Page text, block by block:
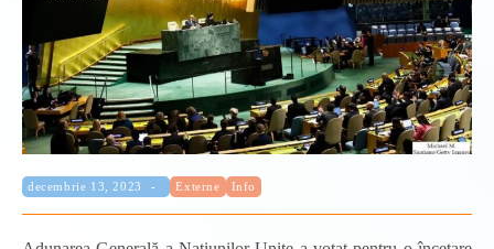
Publicat:
decembrie 13, 2023 Categorie:
Externe Info